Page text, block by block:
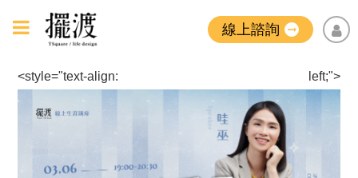
線上諮詢
<style="text-align: left;">